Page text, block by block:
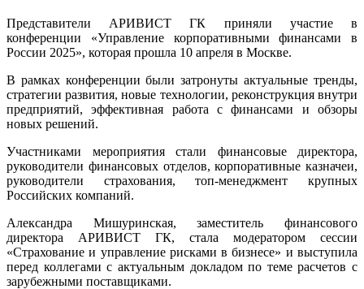
Представители АРИВИСТ ГК приняли участие в
конференции «Управление корпоративными финансами в
России 2025», которая прошла 10 апреля в Москве.
В рамках конференции были затронуты актуальные тренды,
стратегии развития, новые технологии, реконструкция внутри
предприятий, эффективная работа с финансами и обзоры
новых решений.
Участниками мероприятия стали финансовые директора,
руководители финансовых отделов, корпоративные казначеи,
руководители страхования, топ-менеджмент крупных
Российских компаний.
Александра Мишуринская, заместитель финансового
директора АРИВИСТ ГК, стала модератором сессии
«Cтрахование и управление рисками в бизнесе» и выступила
перед коллегами с актуальным докладом по теме расчетов с
зарубежными поставщиками.